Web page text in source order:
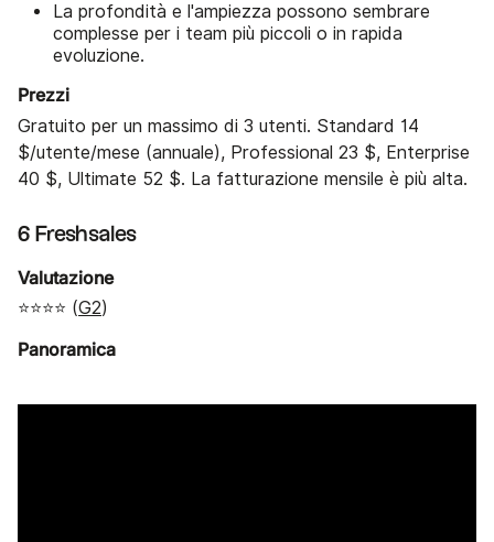
La profondità e l'ampiezza possono sembrare
complesse per i team più piccoli o in rapida
evoluzione.
Prezzi
Gratuito per un massimo di 3 utenti. Standard 14
$/utente/mese (annuale), Professional 23 $, Enterprise
40 $, Ultimate 52 $. La fatturazione mensile è più alta.
6 Freshsales
Valutazione
⭐⭐⭐⭐ (G2)
Panoramica